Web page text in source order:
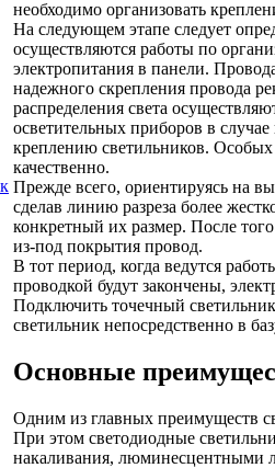
необходимо организовать
На следующем этапе следует
осуществляются работы по
электропитания в панели.
надежного скрепления провода
распределения света
осветительных приборов в
креплению светильников. Особых
качественно.
Прежде всего, ориентируясь на
сделав линию разреза более
конкретный их размер. После
из-под покрытия провод.
В тот период, когда ведутся
проводкой будут закончены,
Подключить точечный
светильник непосредственно в
Основные
Одним из главных преимуществ
При этом светодиодные
накаливания, люминесцентными